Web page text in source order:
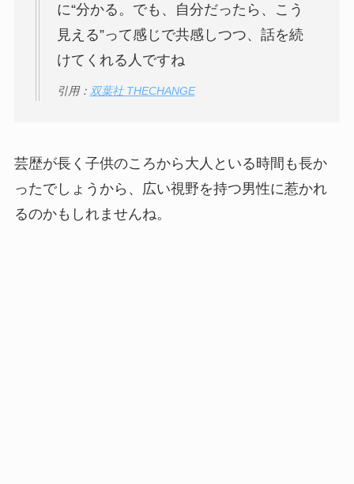
に“分かる。でも、自分だったら、こう
見える”って感じで共感しつつ、話を続
けてくれる人ですね
引用： 双葉社 THECHANGE
芸歴が長く子供のころから大人といる時間も長か
ったでしょうから、広い視野を持つ男性に惹かれ
るのかもしれませんね。